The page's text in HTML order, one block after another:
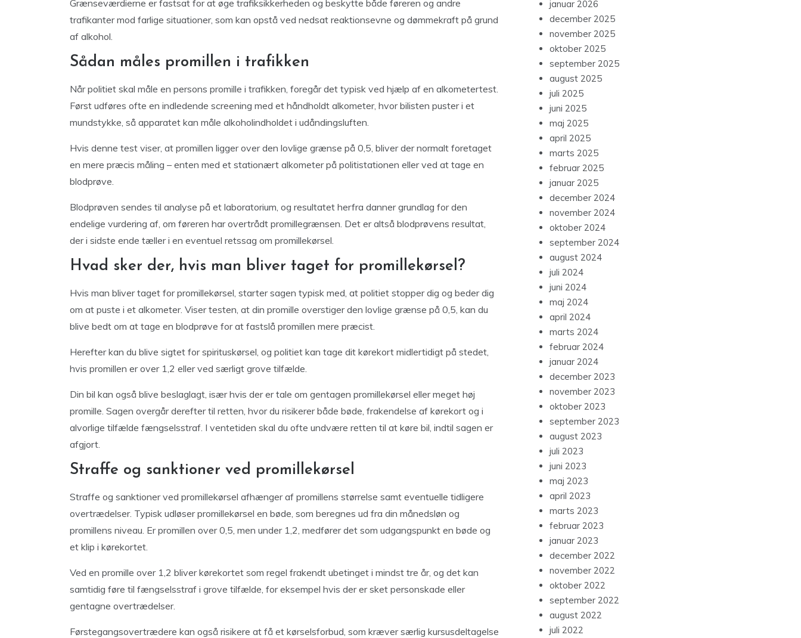
Grænseværdierne er fastsat for at øge trafiksikkerheden og beskytte både føreren og andre
trafikanter mod farlige situationer, som kan opstå ved nedsat reaktionsevne og dømmekraft på grund
af alkohol.
Sådan måles promillen i trafikken
Når politiet skal måle en persons promille i trafikken, foregår det typisk ved hjælp af en alkometertest.
Først udføres ofte en indledende screening med et håndholdt alkometer, hvor bilisten puster i et
mundstykke, så apparatet kan måle alkoholindholdet i udåndingsluften.
Hvis denne test viser, at promillen ligger over den lovlige grænse på 0,5, bliver der normalt foretaget
en mere præcis måling – enten med et stationært alkometer på politistationen eller ved at tage en
blodprøve.
Blodprøven sendes til analyse på et laboratorium, og resultatet herfra danner grundlag for den
endelige vurdering af, om føreren har overtrådt promillegrænsen. Det er altså blodprøvens resultat,
der i sidste ende tæller i en eventuel retssag om promillekørsel.
Hvad sker der, hvis man bliver taget for promillekørsel?
Hvis man bliver taget for promillekørsel, starter sagen typisk med, at politiet stopper dig og beder dig
om at puste i et alkometer. Viser testen, at din promille overstiger den lovlige grænse på 0,5, kan du
blive bedt om at tage en blodprøve for at fastslå promillen mere præcist.
Herefter kan du blive sigtet for spirituskørsel, og politiet kan tage dit kørekort midlertidigt på stedet,
hvis promillen er over 1,2 eller ved særligt grove tilfælde.
Din bil kan også blive beslaglagt, især hvis der er tale om gentagen promillekørsel eller meget høj
promille. Sagen overgår derefter til retten, hvor du risikerer både bøde, frakendelse af kørekort og i
alvorlige tilfælde fængselsstraf. I ventetiden skal du ofte undvære retten til at køre bil, indtil sagen er
afgjort.
Straffe og sanktioner ved promillekørsel
Straffe og sanktioner ved promillekørsel afhænger af promillens størrelse samt eventuelle tidligere
overtrædelser. Typisk udløser promillekørsel en bøde, som beregnes ud fra din månedsløn og
promillens niveau. Er promillen over 0,5, men under 1,2, medfører det som udgangspunkt en bøde og
et klip i kørekortet.
Ved en promille over 1,2 bliver kørekortet som regel frakendt ubetinget i mindst tre år, og det kan
samtidig føre til fængselsstraf i grove tilfælde, for eksempel hvis der er sket personskade eller
gentagne overtrædelser.
Førstegangsovertrædere kan også risikere at få et kørselsforbud, som kræver særlig kursusdeltagelse
januar 2026
december 2025
november 2025
oktober 2025
september 2025
august 2025
juli 2025
juni 2025
maj 2025
april 2025
marts 2025
februar 2025
januar 2025
december 2024
november 2024
oktober 2024
september 2024
august 2024
juli 2024
juni 2024
maj 2024
april 2024
marts 2024
februar 2024
januar 2024
december 2023
november 2023
oktober 2023
september 2023
august 2023
juli 2023
juni 2023
maj 2023
april 2023
marts 2023
februar 2023
januar 2023
december 2022
november 2022
oktober 2022
september 2022
august 2022
juli 2022